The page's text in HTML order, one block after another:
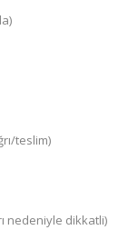
teslim)
nedeniyle dikkatli)